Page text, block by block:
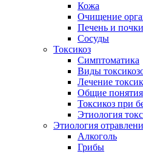
Кожа
Очищение
Печень и почки
Сосуды
Токсикоз
Cимптоматика
Виды
Лечение
Общие понятия
Токсикоз при
Этиология
Этиология
Алкоголь
Грибы